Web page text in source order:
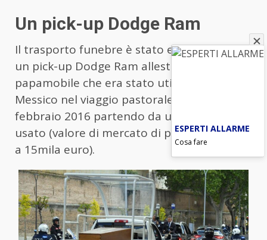
Un pick-up Dodge Ram
Il trasporto funebre è stato effettuato con
un pick-up Dodge Ram allestito come
papamobile che era stato utilizzato in
Messico nel viaggio pastorale del 12-18
febbraio 2016 partendo da un veicolo
usato (valore di mercato di poco superiore
a 15mila euro).
ESPERTI ALLARME
Cosa fare